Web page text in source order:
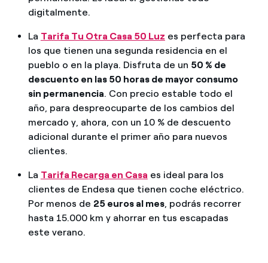
digitalmente.
La Tarifa Tu Otra Casa 50 Luz es perfecta para
los que tienen una segunda residencia en el
pueblo o en la playa. Disfruta de un 50 % de
descuento en las 50 horas de mayor consumo
sin permanencia. Con precio estable todo el
año, para despreocuparte de los cambios del
mercado y, ahora, con un 10 % de descuento
adicional durante el primer año para nuevos
clientes.
La Tarifa Recarga en Casa es ideal para los
clientes de Endesa que tienen coche eléctrico.
Por menos de 25 euros al mes, podrás recorrer
hasta 15.000 km y ahorrar en tus escapadas
este verano.